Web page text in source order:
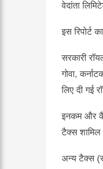
वेदांता
इस रिपोर्ट का
सरकारी
गोवा,
लिए दी गई
इनकम और
टैक्स शामिल
अन्य टैक्स(